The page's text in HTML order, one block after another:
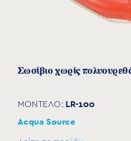
Σωσίβιο χωρίς
ΜΟΝΤΕΛΟ: LR-100
Acqua Source